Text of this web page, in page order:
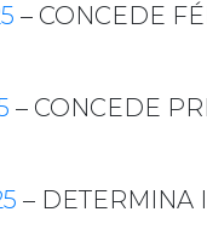
– CONCEDE
– CONCEDE
– DETERMINA